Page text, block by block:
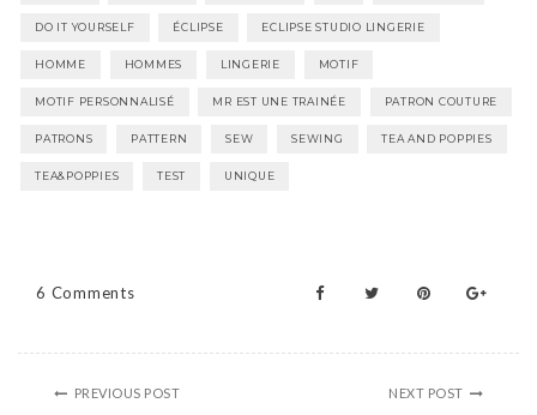
DO IT YOURSELF ÉCLIPSE ECLIPSE STUDIO LINGERIE
HOMME HOMMES LINGERIE MOTIF
MOTIF PERSONNALISÉ MR EST UNE TRAINÉE PATRON COUTURE
PATRONS PATTERN SEW SEWING TEA AND POPPIES
TEA&POPPIES TEST UNIQUE
6 Comments
PREVIOUS POST NEXT POST